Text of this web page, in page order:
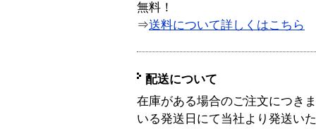
無料！
⇒送料について詳しくはこちら
配送について
在庫がある場合のご注文につき
いる発送日にて当社より発送い